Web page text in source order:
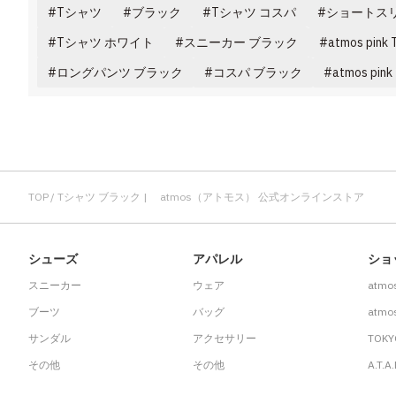
Tシャツ ブラック Tシャツ コスパ ショートス
Tシャツ ホワイト
スニーカー ブラック atmos pink
ロングパンツ ブラック
コスパ ブラック atmos pink
TOP Tシャツ ブラック | atmos（アトモス） 公式オンラインストア
シューズ
スニーカー
ブーツ
サンダル
その他
アパレル
ウェア
バッグ
アクセサリー
その他
ショ